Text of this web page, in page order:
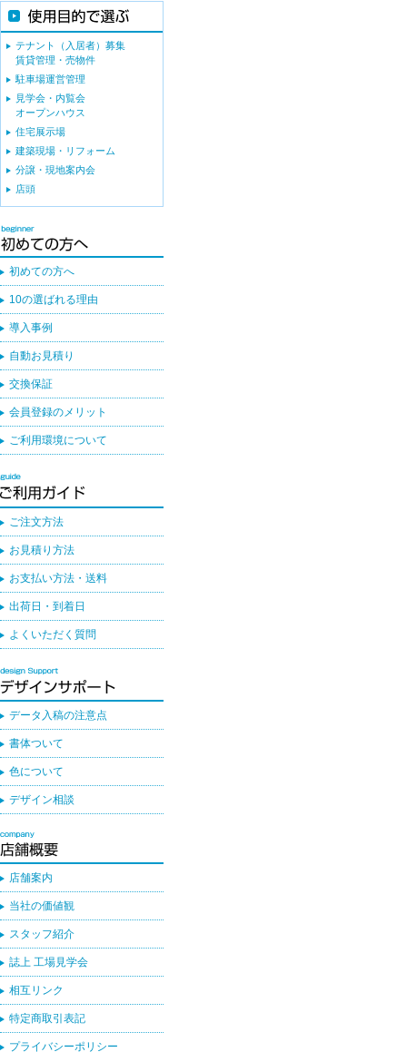
テナント（入居者）募集
賃貸管理・売物件
駐車場運営管理
見学会・内覧会
オープンハウス
住宅展示場
建築現場・リフォーム
分譲・現地案内会
店頭
初めての方へ
10の選ばれる理由
導入事例
自動お見積り
交換保証
会員登録のメリット
ご利用環境について
ご注文方法
お見積り方法
お支払い方法・送料
出荷日・到着日
よくいただく質問
データ入稿の注意点
書体ついて
色について
デザイン相談
店舗案内
当社の価値観
スタッフ紹介
誌上 工場見学会
相互リンク
特定商取引表記
プライバシーポリシー